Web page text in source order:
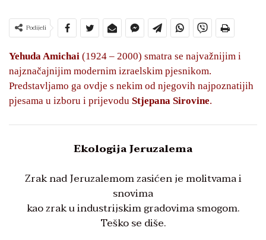
Podijeli
Yehuda Amichai (1924 – 2000) smatra se najvažnijim i
najznačajnijim modernim izraelskim pjesnikom.
Predstavljamo ga ovdje s nekim od njegovih najpoznatijih
pjesama u izboru i prijevodu Stjepana Sirovine.
Ekologija Jeruzalema
Zrak nad Jeruzalemom zasićen je molitvama i
snovima
kao zrak u industrijskim gradovima smogom.
Teško se diše.